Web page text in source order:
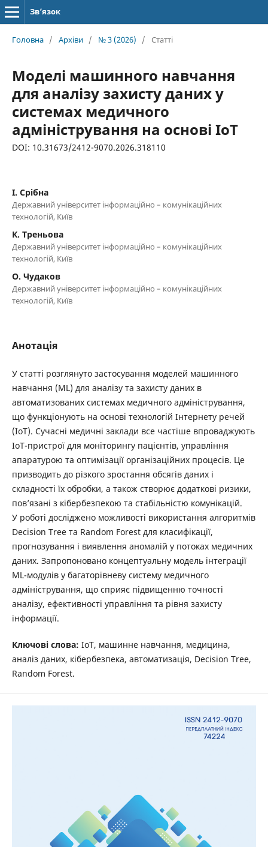
Зв’язок
Головна / Архіви / № 3 (2026) / Статті
Моделі машинного навчання
для аналізу захисту даних у
системах медичного
адміністрування на основі ІоТ
DOI: 10.31673/2412-9070.2026.318110
І. Срібна
Державний університет інформаційно – комунікаційних
технологій, Київ
К. Треньова
Державний університет інформаційно – комунікаційних
технологій, Київ
О. Чудаков
Державний університет інформаційно – комунікаційних
технологій, Київ
Анотація
У статті розглянуто застосування моделей машинного
навчання (ML) для аналізу та захисту даних в
автоматизованих системах медичного адміністрування,
що функціонують на основі технологій Інтернету речей
(IoT). Сучасні медичні заклади все частіше впроваджують
IoT-пристрої для моніторингу пацієнтів, управління
апаратурою та оптимізації організаційних процесів. Це
призводить до різкого зростання обсягів даних і
складності їх обробки, а також створює додаткові ризики,
пов’язані з кібербезпекою та стабільністю комунікацій.
У роботі досліджено можливості використання алгоритмів
Decision Tree та Random Forest для класифікації,
прогнозування і виявлення аномалій у потоках медичних
даних. Запропоновано концептуальну модель інтеграції
ML-модулів у багаторівневу систему медичного
адміністрування, що сприяє підвищенню точності
аналізу, ефективності управління та рівня захисту
інформації.
Ключові слова: IoT, машинне навчання, медицина,
аналіз даних, кібербезпека, автоматизація, Decision Tree,
Random Forest.